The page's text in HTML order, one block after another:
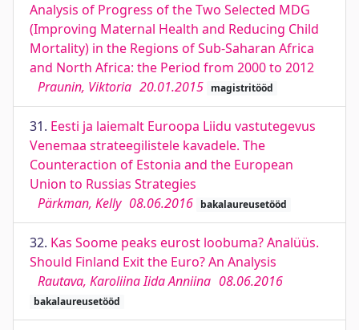
Analysis of Progress of the Two Selected MDG
(Improving Maternal Health and Reducing Child
Mortality) in the Regions of Sub-Saharan Africa
and North Africa: the Period from 2000 to 2012
Praunin, Viktoria 20.01.2015 magistritööd
31. Eesti ja laiemalt Euroopa Liidu vastutegevus
Venemaa strateegilistele kavadele. The
Counteraction of Estonia and the European
Union to Russias Strategies
Pärkman, Kelly 08.06.2016 bakalaureusetööd
32. Kas Soome peaks eurost loobuma? Analüüs.
Should Finland Exit the Euro? An Analysis
Rautava, Karoliina Iida Anniina 08.06.2016
bakalaureusetööd